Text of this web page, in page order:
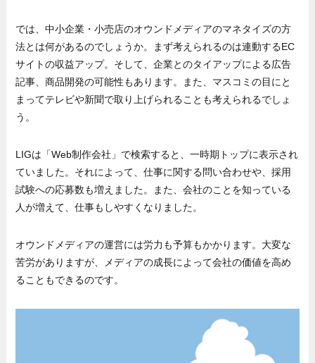
では、中小企業・小売店のオウンドメディアのマネタイズの方
法とは何があるのでしょうか。まず考えられるのは連動するEC
サイトの収益アップ。そして、企業とのタイアップによる広告
記事、商品開発の可能性もあります。また、マスコミの目にと
まってテレビや新聞で取り上げられることも考えられるでしょ
う。
LIGは「Web制作会社」で検索すると、一時期トップに表示され
ていました。それによって、仕事に関する問い合わせや、採用
試験への応募数も増えました。また、会社のことを知っている
人が増えて、仕事もしやすくなりました。
オウンドメディアの運営には労力も予算もかかります。大変な
苦労がありますが、メディアの成長によって会社の価値を高め
ることもできるのです。